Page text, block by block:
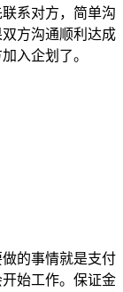
系对方，简单沟
方沟通顺利达成
入企划了。
的事情就是支付
始工作。保证金